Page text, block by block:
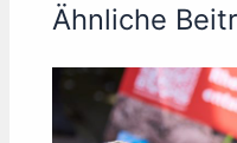
Ähnliche